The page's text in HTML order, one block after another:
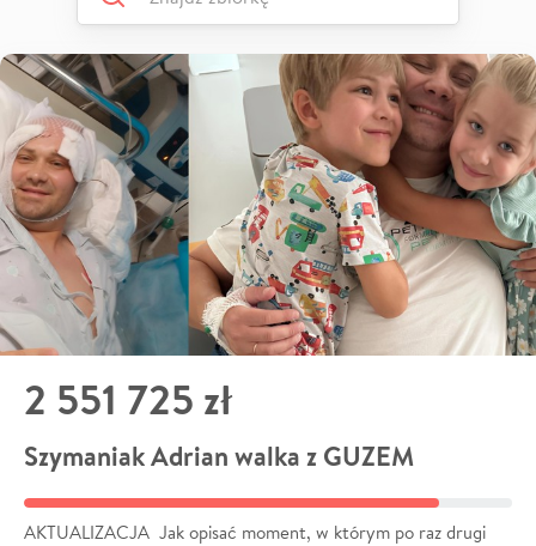
2 551 725 zł
Szymaniak Adrian walka z GUZEM
AKTUALIZACJA Jak opisać moment, w którym po raz drugi